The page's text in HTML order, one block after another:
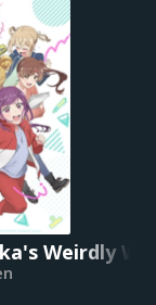
Team
Weirdly